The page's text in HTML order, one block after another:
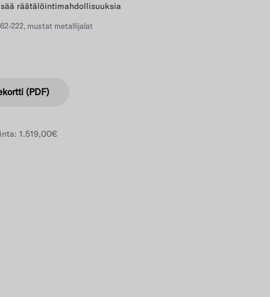
räätälöintimahdollisuuksia
222, mustat metallijalat
(PDF)
1.519,00€